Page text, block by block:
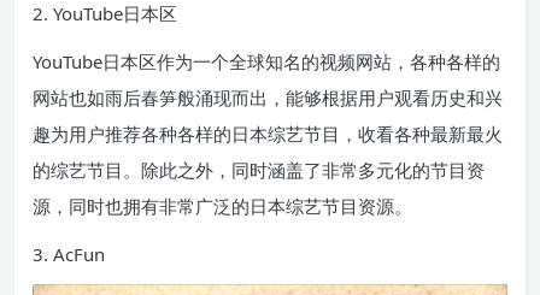
2. YouTube日本区
YouTube日本区作为一个全球知名的视频网站，各种各样的
网站也如雨后春笋般涌现而出，能够根据用户观看历史和兴
趣为用户推荐各种各样的日本综艺节目，收看各种最新最火
的综艺节目。除此之外，同时涵盖了非常多元化的节目资
源，同时也拥有非常广泛的日本综艺节目资源。
3. AcFun